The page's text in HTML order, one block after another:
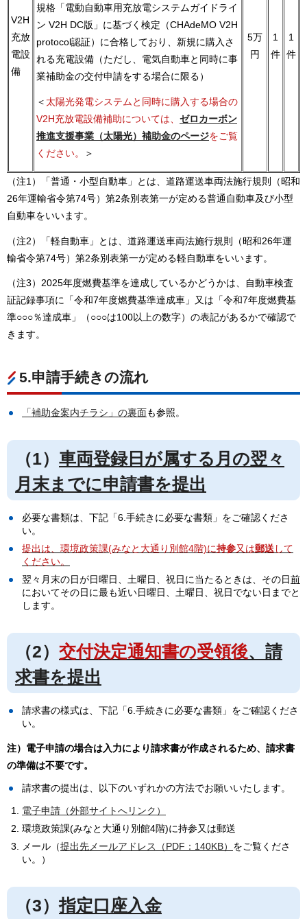
V2H
充放
電設
備
規格「電動自動車用充放電システムガイドライ
ン V2H DC版」に基づく検定（CHAdeMO V2H
protocol認証）に合格しており、新規に購入さ
れる充電設備（ただし、電気自動車と同時に事
業補助金の交付申請をする場合に限る）
＜ 太陽光発電システムと同時に購入する場合の
V2H充放電設備補助については、 ゼロカーボン
推進支援事業（太陽光）補助金のページをご覧
ください。
＞
5万
円
1
件
1
件
（注1）「普通・小型自動車」とは、道路運送車両法施行規則（昭和
26年運輸省令第74号）第2条別表第一が定める普通自動車及び小型
自動車をいいます。
（注2）「軽自動車」とは、道路運送車両法施行規則（昭和26年運
輸省令第74号）第2条別表第一が定める軽自動車をいいます。
（注3）2025年度燃費基準を達成しているかどうかは、自動車検査
証記録事項に「令和7年度燃費基準達成車」又は「令和7年度燃費基
準○○○％達成車」（○○○は100以上の数字）の表記があるかで確認で
きます。
5.申請手続きの流れ
「補助金案内チラシ」の裏面も参照。
（1） 車両登録日が属する月の翌々
月末までに申請書を提出
必要な書類は、下記「6.手続きに必要な書類」をご確認くださ
い。
提出は、環境政策課(みなと大通り別館4階)に持参又は郵送して
ください。
翌々月末の日が日曜日、土曜日、祝日に当たるときは、その日前
においてその日に最も近い日曜日、土曜日、祝日でない日までと
します。
（2） 交付決定通知書の受領後、請
求書を提出
請求書の様式は、下記「6.手続きに必要な書類」をご確認くださ
い。
注）電子申請の場合は入力により請求書が作成されるため、請求書
の準備は不要です。
請求書の提出は、以下のいずれかの方法でお願いいたします。
電子申請（外部サイトへリンク）
環境政策課(みなと大通り別館4階)に持参又は郵送
メール（提出先メールアドレス（PDF：140KB） をご覧くださ
い。）
（3）指定口座入金